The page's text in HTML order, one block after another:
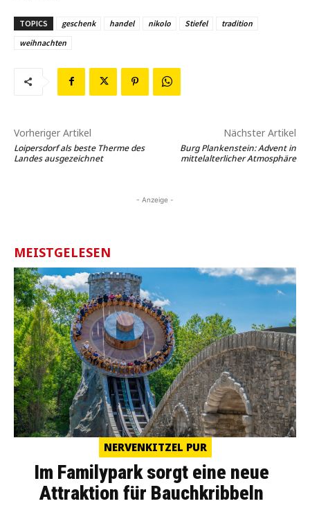
TOPICS geschenk handel nikolo Stiefel
tradition
weihnachten
Vorheriger Artikel
Loipersdorf als beste Therme des
Landes ausgezeichnet
Nächster Artikel
Burg Plankenstein: Advent in
mittelalterlicher Atmosphäre
- Anzeige -
MEISTGELESEN
NERVENKITZEL PUR
Im Familypark sorgt eine neue
Attraktion für Bauchkribbeln